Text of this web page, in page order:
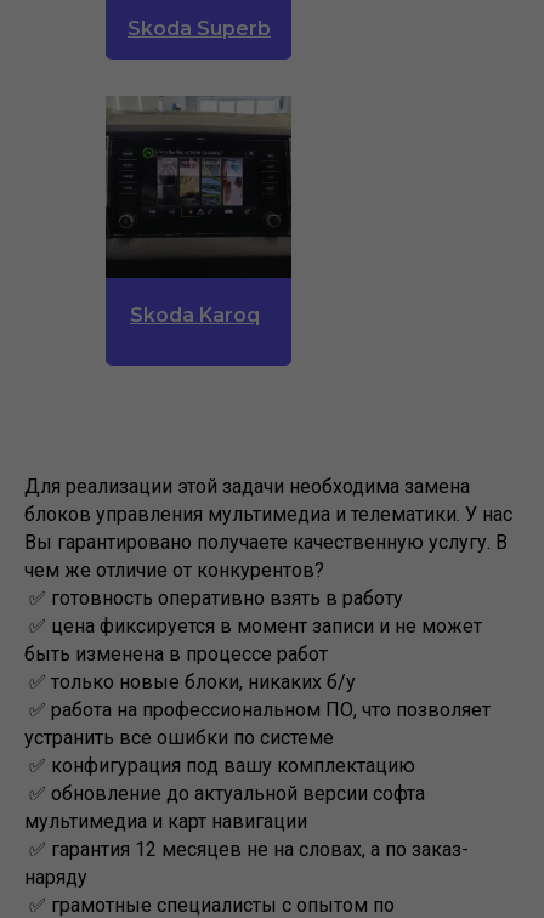
Skoda Superb
Skoda Karoq
Для реализации этой задачи необходима замена
блоков управления мультимедиа и телематики. У нас
Вы гарантировано получаете качественную услугу. В
чем же отличие от конкурентов?
✅ готовность оперативно взять в работу
✅ цена фиксируется в момент записи и не может
быть изменена в процессе работ
✅ только новые блоки, никаких б/у
✅ работа на профессиональном ПО, что позволяет
устранить все ошибки по системе
✅ конфигурация под вашу комплектацию
✅ обновление до актуальной версии софта
мультимедиа и карт навигации
✅ гарантия 12 месяцев не на словах, а по заказ-
наряду
✅ грамотные специалисты с опытом по